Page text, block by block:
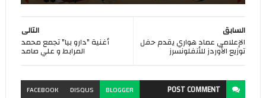
التالى
أغنية "دارو بيا" تجمع محمد
المرابط و علي صامد
السابق
الإعلامي عماد هواري يقدم حفل
توزيع الأوردز للأنفلونسرز
POSTCOMMENT
BLOGGER
DISQUS
FACEBOOK